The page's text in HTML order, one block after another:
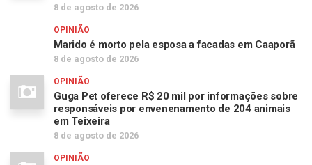
8 de agosto de 2026
OPINIÃO
Marido é morto pela esposa a facadas em Caaporã
8 de agosto de 2026
OPINIÃO
Guga Pet oferece R$ 20 mil por informações sobre
responsáveis por envenenamento de 204 animais
em Teixeira
8 de agosto de 2026
OPINIÃO